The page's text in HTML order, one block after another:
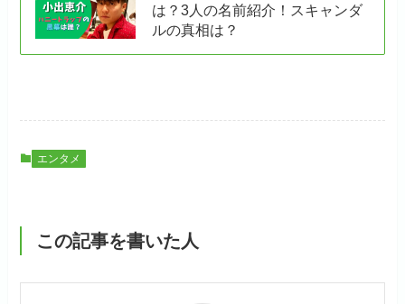
は？3人の名前紹介！スキャンダ
ルの真相は？
エンタメ
この記事を書いた人